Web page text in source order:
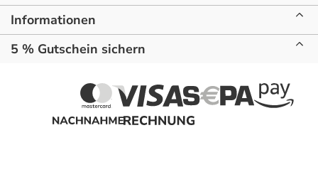
Informationen
5 % Gutschein sichern